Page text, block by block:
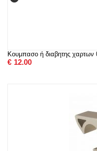
Κουμπασο ή διαβητης χαρτων
€ 12.00